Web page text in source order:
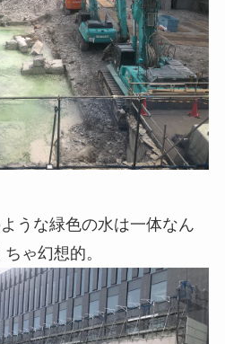
うな緑色の水は一体なん
ゃ幻想的。